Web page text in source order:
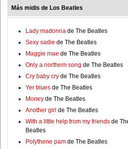
Más midis de Los Beatles
Lady madonna de The Beatles
Sexy sadie de The Beatles
Maggie mae de The Beatles
Only a northern song de The Beatles
Cry baby cry de The Beatles
Yer blues de The Beatles
Money de The Beatles
Another girl de The Beatles
With a little help from my friends de
Beatles
Polythene pam de The Beatles